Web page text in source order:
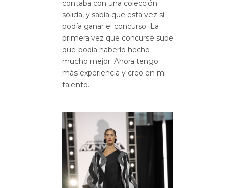
contaba con una colección
sólida, y sabía que esta vez sí
podía ganar el concurso. La
primera vez que concursé supe
que podía haberlo hecho
mucho mejor. Ahora tengo
más experiencia y creo en mi
talento.